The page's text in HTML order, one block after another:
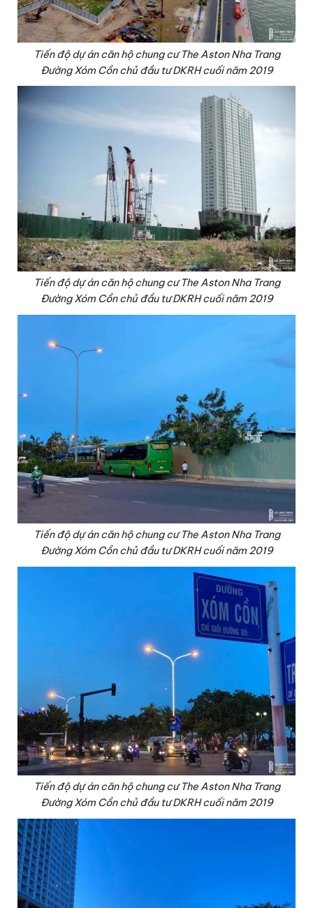
Tiến độ dự án căn hộ chung cư The Aston Nha Trang
Đường Xóm Cồn chủ đầu tư DKRH cuối năm 2019
Tiến độ dự án căn hộ chung cư The Aston Nha Trang
Đường Xóm Cồn chủ đầu tư DKRH cuối năm 2019
Tiến độ dự án căn hộ chung cư The Aston Nha Trang
Đường Xóm Cồn chủ đầu tư DKRH cuối năm 2019
Tiến độ dự án căn hộ chung cư The Aston Nha Trang
Đường Xóm Cồn chủ đầu tư DKRH cuối năm 2019